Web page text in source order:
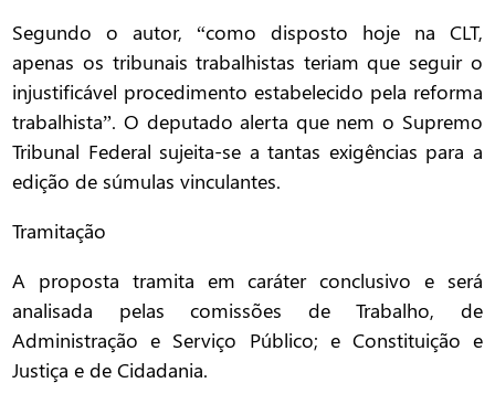
Segundo o autor, “como disposto hoje na CLT,
apenas os tribunais trabalhistas teriam que seguir o
injustificável procedimento estabelecido pela reforma
trabalhista”. O deputado alerta que nem o Supremo
Tribunal Federal sujeita-se a tantas exigências para a
edição de súmulas vinculantes.
Tramitação
A proposta tramita em caráter conclusivo e será
analisada pelas comissões de Trabalho, de
Administração e Serviço Público; e Constituição e
Justiça e de Cidadania.